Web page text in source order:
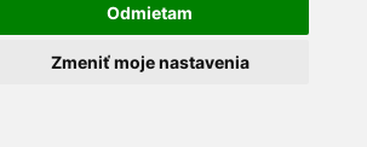
Odmietam
Zmeniť moje nastavenia